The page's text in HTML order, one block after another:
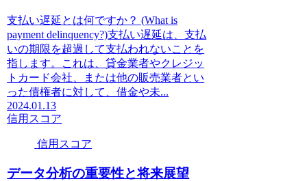
支払い遅延とは何ですか？ (What is
payment delinquency?)支払い遅延は、支払
いの期限を超過して支払われないことを
指します。これは、貸金業者やクレジッ
トカード会社、または他の販売業者とい
った債権者に対して、借金や未...
2024.01.13
信用スコア
信用スコア
データ分析の重要性と将来展望